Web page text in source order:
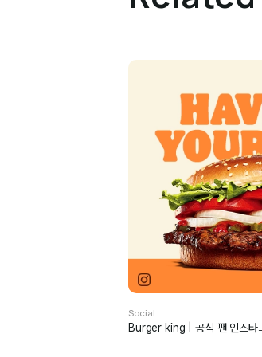
Social
Burger king | 공식 팬 인스타